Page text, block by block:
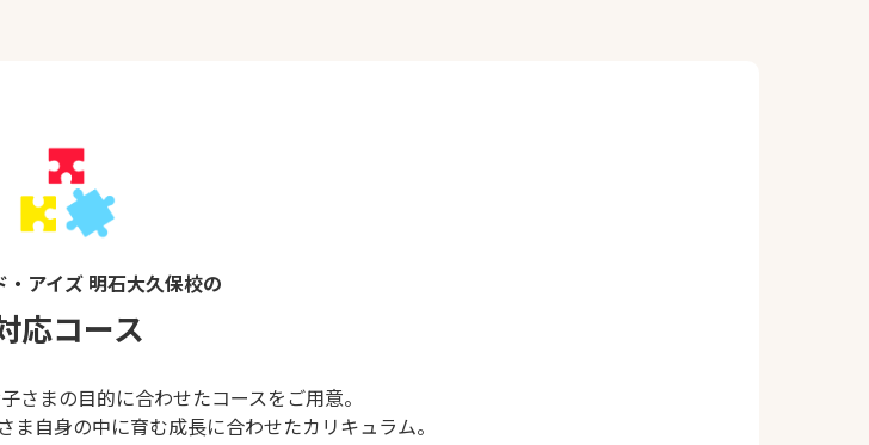
・アイズ 明石大久保校の
応コース
さまの目的に合わせたコースをご用意。
ま自身の中に育む成長に合わせたカリキュラム。